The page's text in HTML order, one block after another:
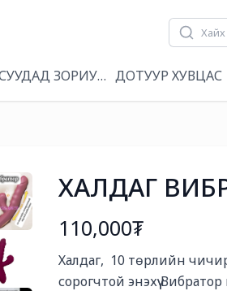
ЗОРИУЛСАНДОТУУР ХУВЦАС
ХАЛДАГ
110,000₮
Халдаг,  10 төрлийн
сорогчтой энэхүү